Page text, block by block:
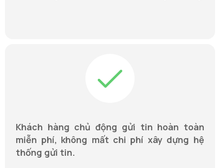
Khách hàng chủ động gửi tin hoàn toàn
miễn phí, không mất chi phí xây dựng hệ
thống gửi tin.